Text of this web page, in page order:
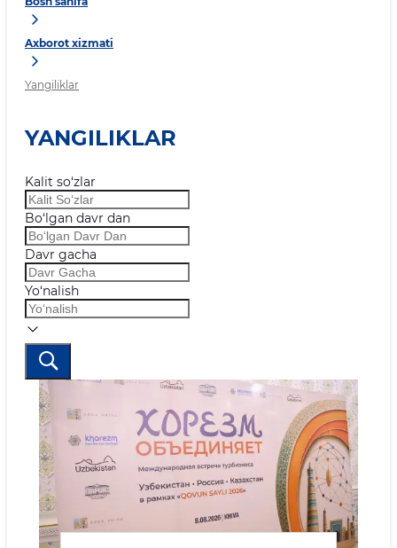
Axborot xizmati
Yangiliklar
YANGILIKLAR
Kalit so‘zlar
Bo‘lgan davr dan
Davr gacha
Yo‘nalish